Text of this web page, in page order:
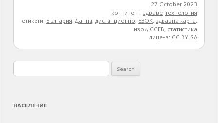
27 October 2023
континент:здраве,технология
етикети: България,Данни,дистанционно, ЕЗОК,здравна карта,
нзок, ССЕВ, статистика
лиценз: CC BY-SA
for:
НАСЕЛЕНИЕ